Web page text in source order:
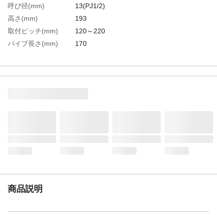
呼び径(mm)
13(PJ1/2)
高さ(mm)
193
取付ピッチ(mm)
120～220
パイプ長さ(mm)
170
生産国
日本
商品説明